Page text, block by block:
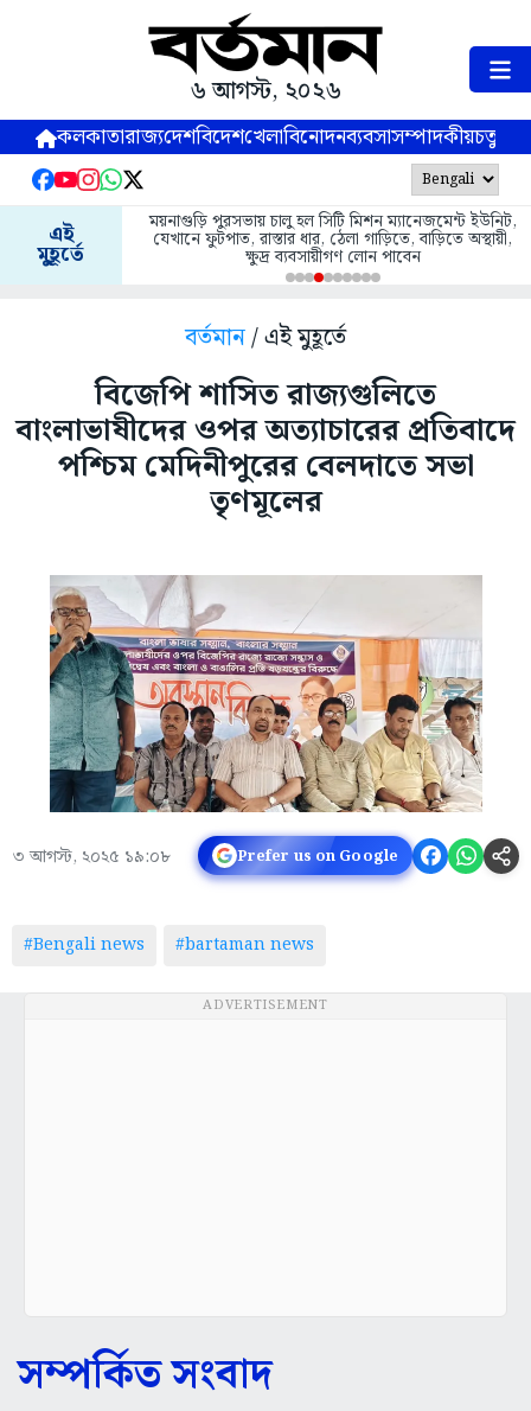
৬ আগস্ট, ২০২৬
কলকাতারাজ্যদেশবিদেশখেলাবিনোদনব্যবসাসম্পাদকীয়
এই
মুহূর্তে
ময়নাগুড়ি পুরসভায় চালু হল সিটি মিশন ম্যানেজমেন্ট ইউনিট,
যেখানে ফুটপাত, রাস্তার ধার, ঠেলা গাড়িতে, বাড়িতে অস্থায়ী,
ক্ষুদ্র ব্যবসায়ীগণ লোন পাবেন
বর্তমান/ এই মুহূর্তে
বিজেপি শাসিত রাজ্যগুলিতে
বাংলাভাষীদের ওপর অত্যাচারের প্রতিবাদে
পশ্চিম মেদিনীপুরের বেলদাতে সভা
তৃণমূলের
৩ আগস্ট, ২০২৫ ১৯:০৮ Prefer us on Google
#Bengali news #bartaman news
ADVERTISEMENT
সম্পর্কিত সংবাদ